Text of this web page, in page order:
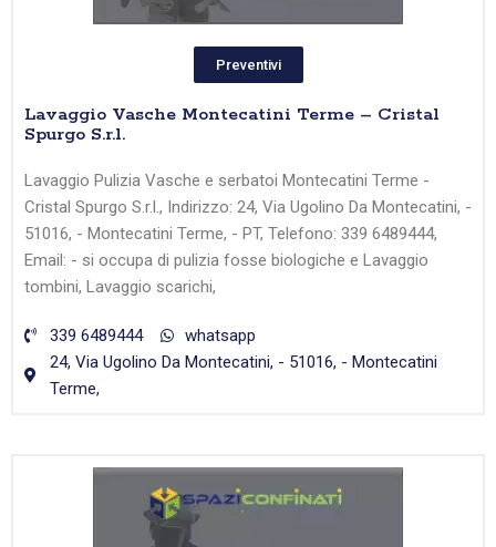
Preventivi
Lavaggio Vasche Montecatini Terme – Cristal
Spurgo S.r.l.
Lavaggio Pulizia Vasche e serbatoi Montecatini Terme -
Cristal Spurgo S.r.l., Indirizzo: 24, Via Ugolino Da Montecatini, -
51016, - Montecatini Terme, - PT, Telefono: 339 6489444,
Email: - si occupa di pulizia fosse biologiche e Lavaggio
tombini, Lavaggio scarichi,
339 6489444
whatsapp
24, Via Ugolino Da Montecatini, - 51016, - Montecatini
Terme,